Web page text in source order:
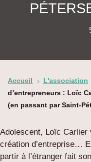
Accueil 5 L'association
d’entrepreneurs : Loïc
(en passant par Saint-
Adolescent, Loïc Carlier
création d’entreprise…
partir à l’étranger fait